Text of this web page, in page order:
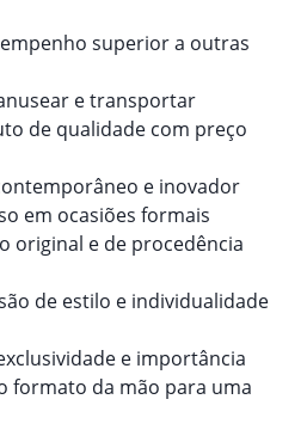
superior a outras
e transportar
de qualidade com preço
e inovador
em ocasiões formais
original e de procedência
de estilo e individualidade
e importância
formato da mão para uma